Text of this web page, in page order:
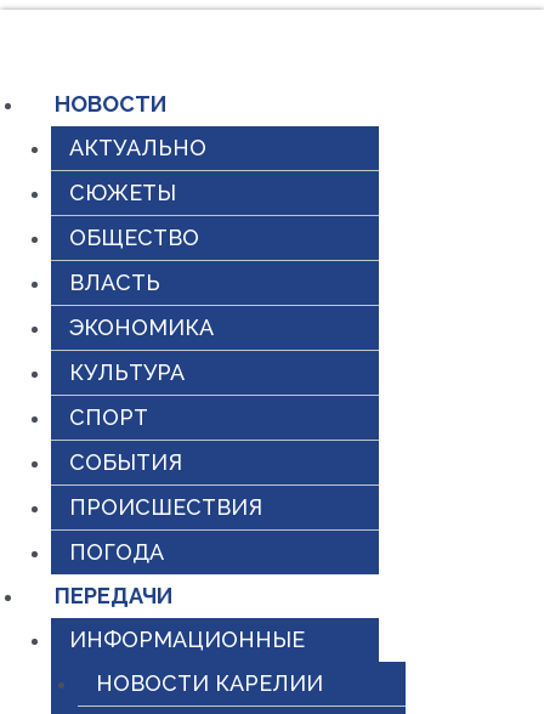
содержимому
НОВОСТИ
АКТУАЛЬНО
СЮЖЕТЫ
ОБЩЕСТВО
ВЛАСТЬ
ЭКОНОМИКА
КУЛЬТУРА
СПОРТ
СОБЫТИЯ
ПРОИСШЕСТВИЯ
ПОГОДА
ПЕРЕДАЧИ
ИНФОРМАЦИОННЫЕ
НОВОСТИ КАРЕЛИИ